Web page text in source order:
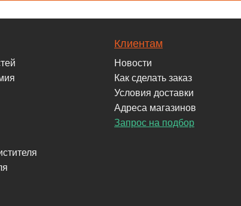
Клиентам
Новости
Как сделать заказ
Условия доставки
Адреса магазинов
Запрос на подбор